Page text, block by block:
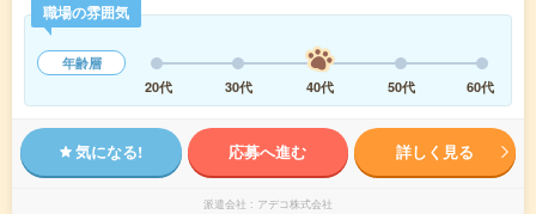
職場の雰囲気
年齢層
20代
30代 40代 50代 60代
気になる! 応募へ進む 詳しく見る
派遣会社 アデコ株式会社